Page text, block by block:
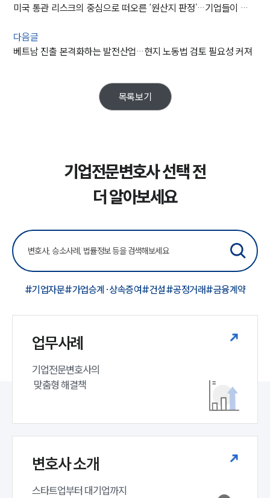
미국 통관 리스크의 중심으로 떠오른 ‘원산지 판정’…기업들이 점검해야 할 사안은
다음글
베트남 진출 본격화하는 발전산업…현지 노동법 검토 필요성 커져
목록보기
기업전문변호사 선택 전
더 알아보세요
#기업자문#가업승계·상속증여#건설#공정거래#금융계약
업무사례
기업전문변호사의
맞춤형 해결책
변호사 소개
스타트업부터 대기업까지